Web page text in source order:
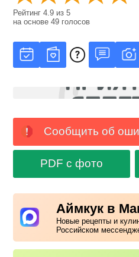
Рейтинг4.9 из5
на основе49 голосов
Сообщить об
PDF с фото
Аймкук в
Новые рецепты и
Российском